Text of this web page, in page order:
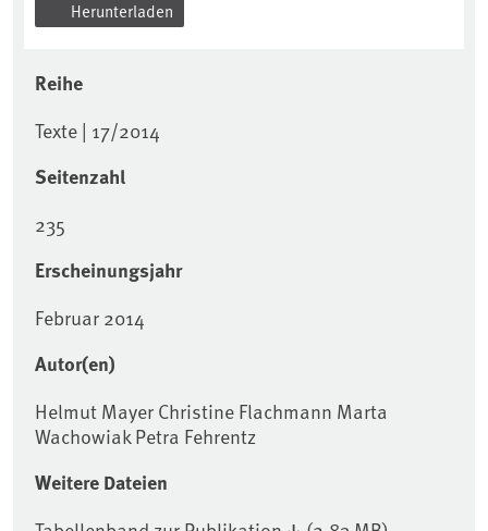
Herunterladen
Reihe
Texte | 17/2014
Seitenzahl
235
Erscheinungsjahr
Februar 2014
Autor(en)
Helmut Mayer Christine Flachmann Marta
Wachowiak Petra Fehrentz
Weitere Dateien